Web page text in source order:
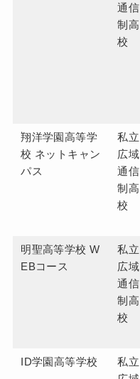
通信
制高
校
翔洋学園高等学
校 ネットキャン
パス
私立
広域
通信
制高
校
明聖高等学校 W
EBコース
私立
広域
通信
制高
校
ID学園高等学校
私立